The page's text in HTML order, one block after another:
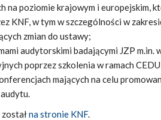
na poziomie krajowym i europejskim,
KNF, w tym w szczególności w
zmian do ustawy;
audytorskimi badającymi JZP m.in.
poprzez szkolenia w ramach
mających na celu
na stronie KNF.